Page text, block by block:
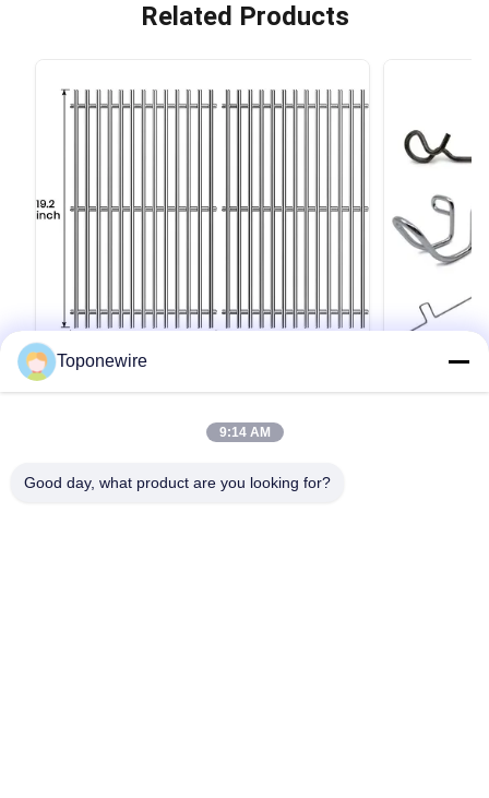
Related Products
キューメッシュシート – 再利用可能＆ノンステ
Toponewire
9:14 AM
Good day, what product are you looking for?